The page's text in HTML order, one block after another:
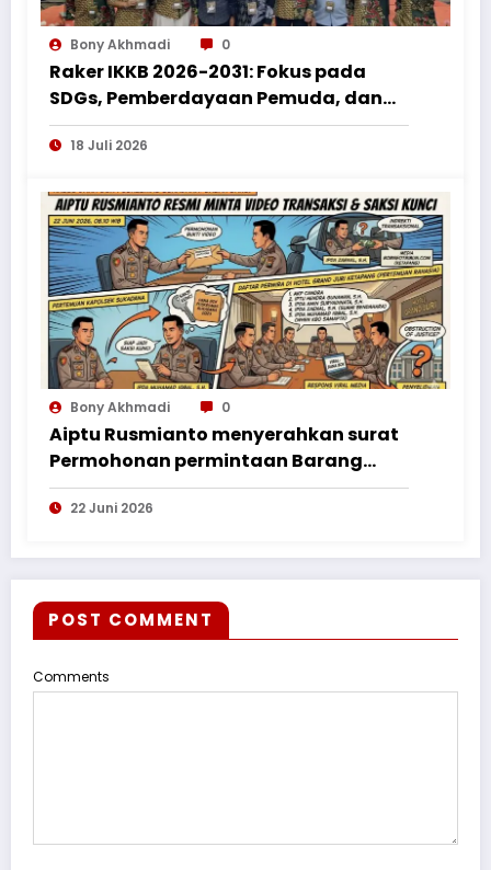
Bony Akhmadi 0
Raker IKKB 2026-2031: Fokus pada
SDGs, Pemberdayaan Pemuda, dan
Penguatan Bantuan Hukum bagi
Perantau Kalbar
18 Juli 2026
Bony Akhmadi 0
Aiptu Rusmianto menyerahkan surat
Permohonan permintaan Barang
Bukti ke Polres Kayong Utara
22 Juni 2026
POST COMMENT
Comments